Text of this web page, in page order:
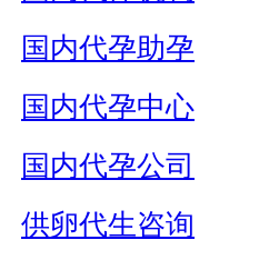
国内代孕助孕
国内代孕中心
国内代孕公司
供卵代生咨询